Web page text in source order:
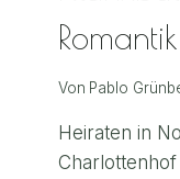
Von Pablo
Heiraten in